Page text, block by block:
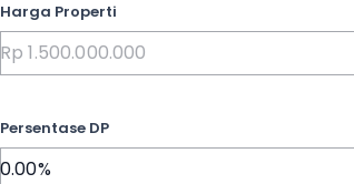
Harga Properti
Persentase DP